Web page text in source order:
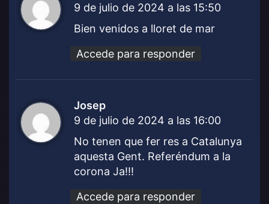
i
:
9 de julio de 2024 a las 15:50
Bien venidos a lloret de mar
Accede para responder
Josep
i
e
9 de julio de 2024 a las 16:00
No tenen que fer res a Catalunya
aquesta Gent. Referéndum a la
corona Ja!!!
Accede para responder